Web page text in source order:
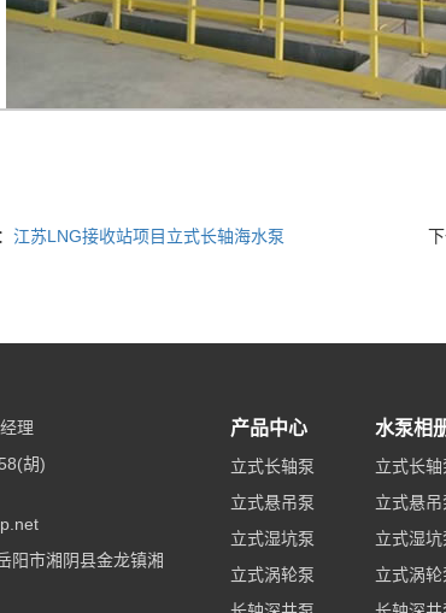
江苏LNG接收站项目立式长轴海水泵 下
理
胡)
阳市湘阴县金龙镇湘
产品中心
立式长轴泵
立式悬吊泵
立式湿坑泵
立式涡轮泵
水泵相
立式长轴
立式悬吊
立式湿坑
立式涡轮